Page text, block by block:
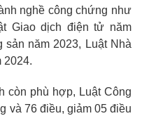
nghề công chứng như
Giao dịch điện tử năm
sản năm 2023, Luật Nhà
2024.
còn phù hợp, Luật Công
và 76 điều, giảm 05 điều